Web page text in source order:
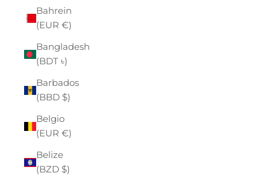
Bahrein
(EUR €)
Bangladesh
(BDT ৳)
Barbados
(BBD $)
Belgio
(EUR €)
Belize
(BZD $)